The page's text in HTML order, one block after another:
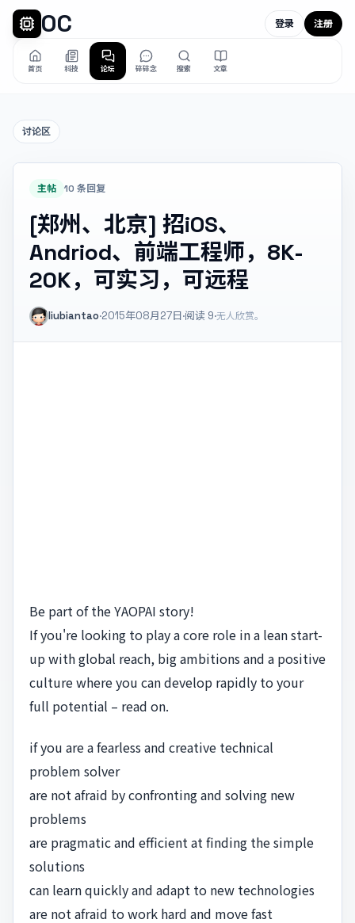
OC
首页 科技 论坛 碎碎念 搜索 文章
登录 注册
讨论区
主帖 10 条回复
[郑州、北京] 招iOS、
Andriod、前端工程师，8K-
20K，可实习，可远程
liubiantao·2015年08月27日·阅读 9·无人欣赏。
Be part of the YAOPAI story!
If you're looking to play a core role in a lean start-
up with global reach, big ambitions and a positive
culture where you can develop rapidly to your
full potential – read on.
if you are a fearless and creative technical
problem solver
are not afraid by confronting and solving new
problems
are pragmatic and efficient at finding the simple
solutions
can learn quickly and adapt to new technologies
are not afraid to work hard and move fast